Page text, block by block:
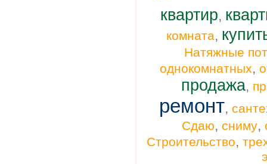
квартир,
комната,
Натяжные
однокомнатных,
продажа,
ремонт,
Сдаю, сниму,
Строительство,